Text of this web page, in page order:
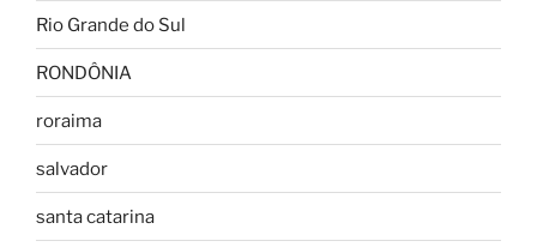
Rio Grande do Sul
RONDÔNIA
roraima
salvador
santa catarina